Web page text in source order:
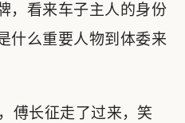
，看来车子主人的身份
什么重要人物到体委来
傅长征走了过来，笑